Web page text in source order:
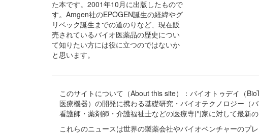
た本です。2001年10月に出版したもので
す。Amgen社のEPOGEN誕生の経緯やグ
リベック誕生までの道のりなど、現在販
売されているバイオ医薬品の歴史につい
て知りたい方には役に立つのではないか
と思います。
このサイトについて（About this site）：バイオトゥデイ（
医療機器）の開発に携わる基礎研究・バイオテクノロジー（
看護師・薬剤師・介護福祉士などの医療専門家に対して最新
これらのニュースは世界の製薬会社やバイオベンチャーのプ